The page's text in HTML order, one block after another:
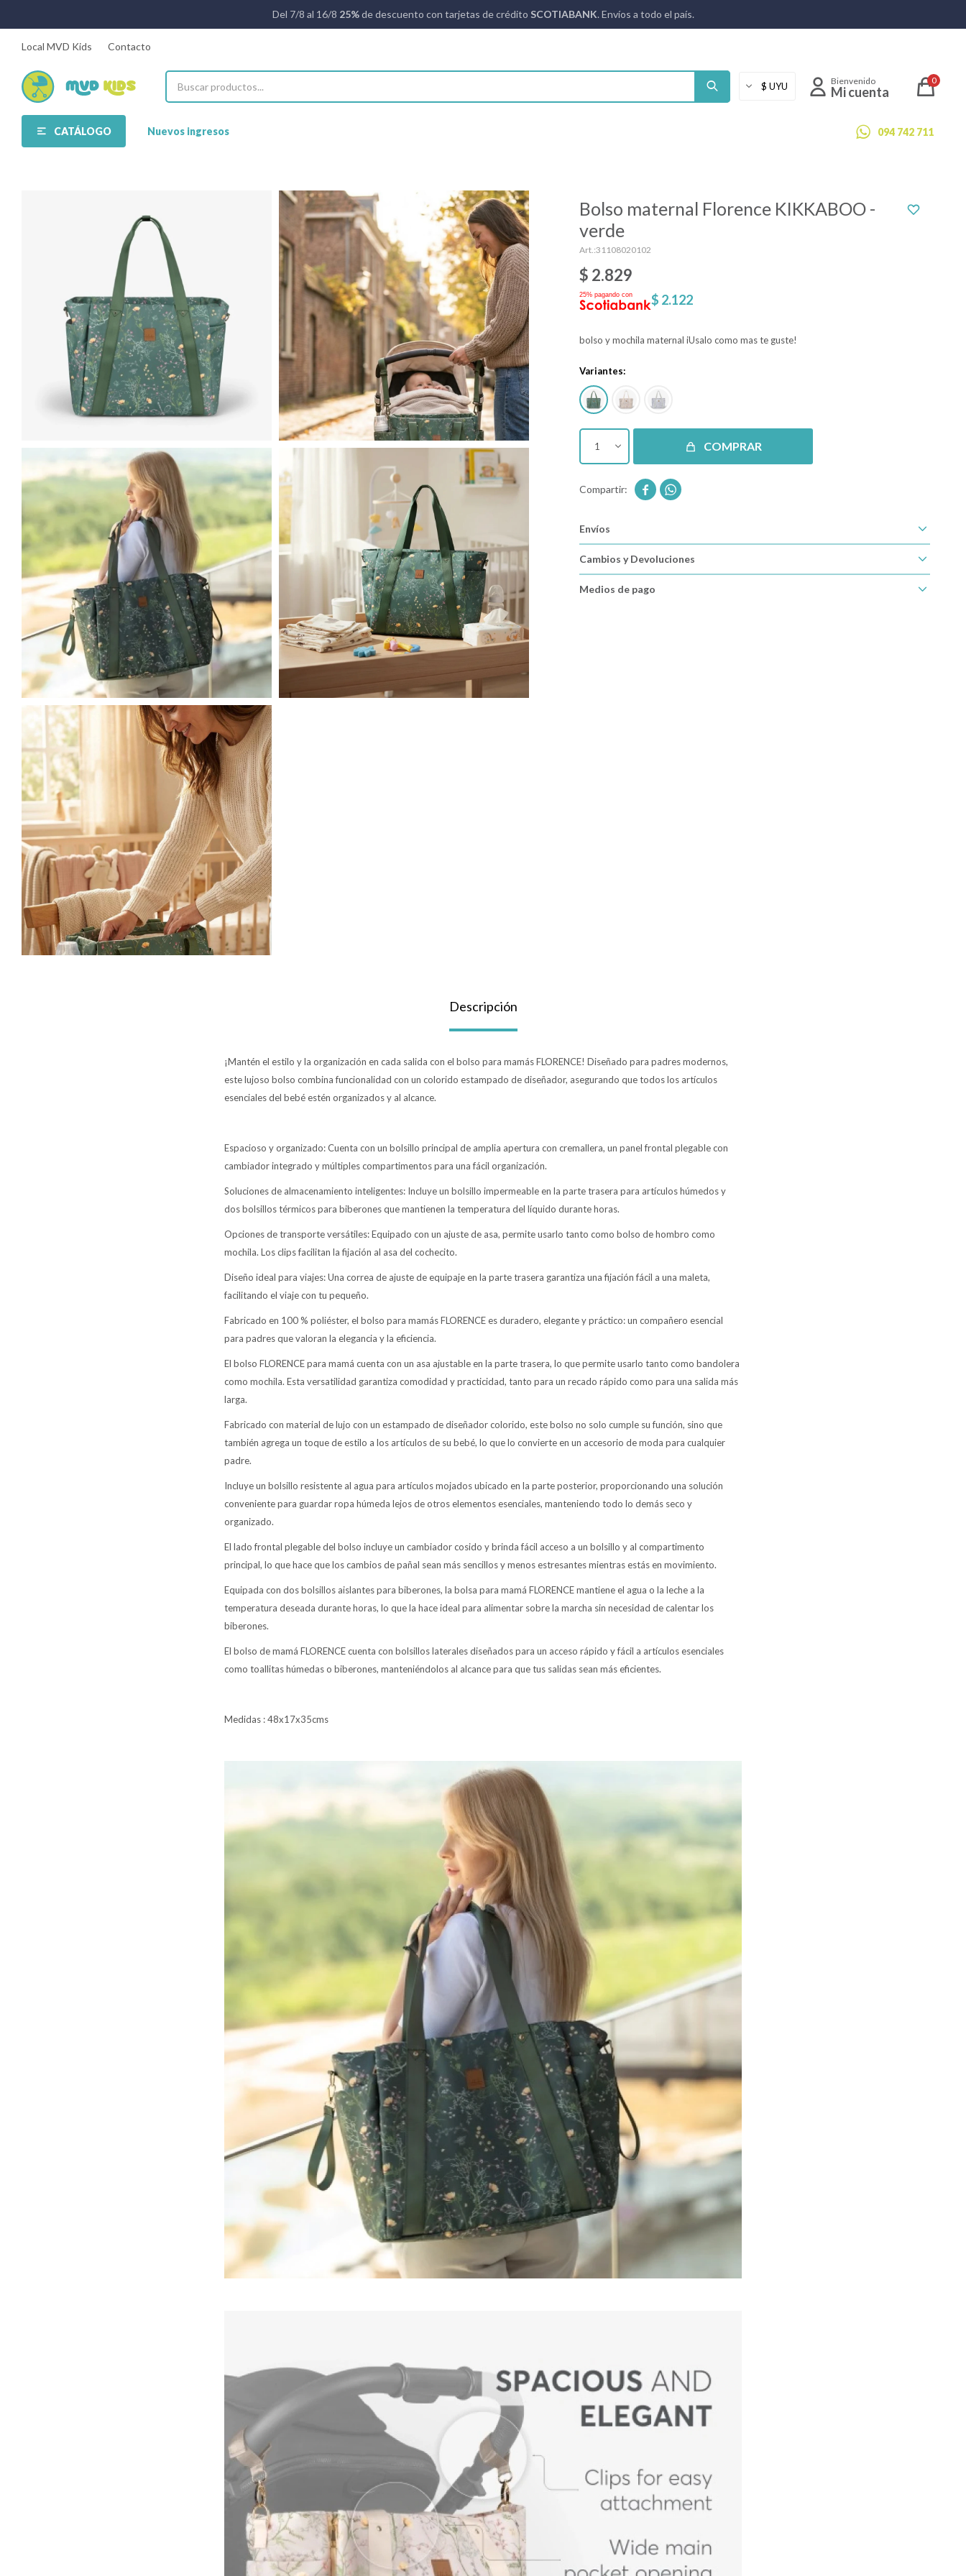
Del 7/8 al 16/8 25%de descuento con tarjetas de crédito SCOTIABANK. Envíos a todo el país.
CATÁLOGO Nuevos ingresos 094 742 711
0
Local MVD Kids Contacto
Bolso maternal Florence KIKKABOO -
verde
31108020102
$ 2.829
$ 2.122
bolso y mochila maternal iUsalo como mas te guste!
Variantes:
1 COMPRAR
 
Envíos
Cambios y Devoluciones
Medios de pago
Descripción
¡Mantén el estilo y la organización en cada salida con el bolso para mamás FLORENCE! Diseñado para padres modernos,
este lujoso bolso combina funcionalidad con un colorido estampado de diseñador, asegurando que todos los artículos
esenciales del bebé estén organizados y al alcance.
Espacioso y organizado: Cuenta con un bolsillo principal de amplia apertura con cremallera, un panel frontal plegable con
cambiador integrado y múltiples compartimentos para una fácil organización.
Soluciones de almacenamiento inteligentes: Incluye un bolsillo impermeable en la parte trasera para artículos húmedos y
dos bolsillos térmicos para biberones que mantienen la temperatura del líquido durante horas.
Opciones de transporte versátiles: Equipado con un ajuste de asa, permite usarlo tanto como bolso de hombro como
mochila. Los clips facilitan la fijación al asa del cochecito.
Diseño ideal para viajes: Una correa de ajuste de equipaje en la parte trasera garantiza una fijación fácil a una maleta,
facilitando el viaje con tu pequeño.
Fabricado en 100 % poliéster, el bolso para mamás FLORENCE es duradero, elegante y práctico: un compañero esencial
para padres que valoran la elegancia y la eficiencia.
El bolso FLORENCE para mamá cuenta con un asa ajustable en la parte trasera, lo que permite usarlo tanto como bandolera
como mochila. Esta versatilidad garantiza comodidad y practicidad, tanto para un recado rápido como para una salida más
larga.
Fabricado con material de lujo con un estampado de diseñador colorido, este bolso no solo cumple su función, sino que
también agrega un toque de estilo a los artículos de su bebé, lo que lo convierte en un accesorio de moda para cualquier
padre.
Incluye un bolsillo resistente al agua para artículos mojados ubicado en la parte posterior, proporcionando una solución
conveniente para guardar ropa húmeda lejos de otros elementos esenciales, manteniendo todo lo demás seco y
organizado.
El lado frontal plegable del bolso incluye un cambiador cosido y brinda fácil acceso a un bolsillo y al compartimento
principal, lo que hace que los cambios de pañal sean más sencillos y menos estresantes mientras estás en movimiento.
Equipada con dos bolsillos aislantes para biberones, la bolsa para mamá FLORENCE mantiene el agua o la leche a la
temperatura deseada durante horas, lo que la hace ideal para alimentar sobre la marcha sin necesidad de calentar los
biberones.
El bolso de mamá FLORENCE cuenta con bolsillos laterales diseñados para un acceso rápido y fácil a artículos esenciales
como toallitas húmedas o biberones, manteniéndolos al alcance para que tus salidas sean más eficientes.
Medidas : 48x17x35cms